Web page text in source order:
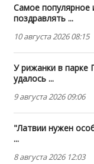
Самое популярное
поздравлять ...
10 августа 2026 08:15
У рижанки в парке
удалось ...
9 августа 2026 09:06
"Латвии нужен
...
8 августа 2026 12:03